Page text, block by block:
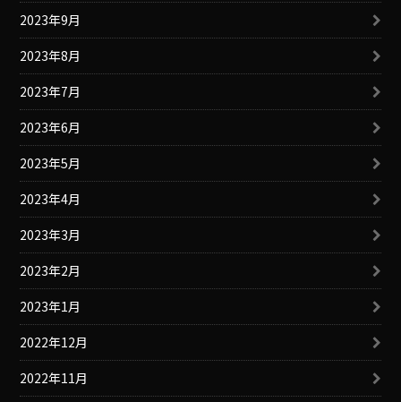
2023年9月
2023年8月
2023年7月
2023年6月
2023年5月
2023年4月
2023年3月
2023年2月
2023年1月
2022年12月
2022年11月